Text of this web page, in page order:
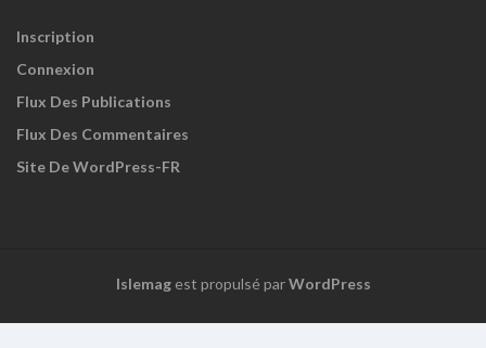
Inscription
Connexion
Flux Des Publications
Flux Des Commentaires
Site De WordPress-FR
Islemagest propulsé parWordPress